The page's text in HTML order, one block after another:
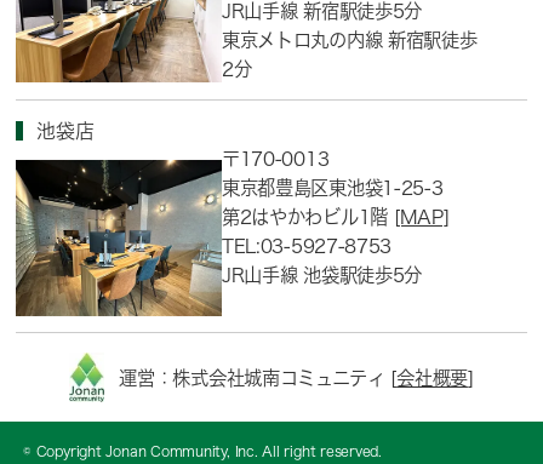
JR山手線 新宿駅徒歩5分
東京メトロ丸の内線 新宿駅徒歩
2分
池袋店
〒170-0013
東京都豊島区東池袋1-25-3
第2はやかわビル1階 [MAP]
TEL:03-5927-8753
JR山手線 池袋駅徒歩5分
運営：株式会社城南コミュニティ [会社概要]
© Copyright Jonan Community, Inc. All right reserved.